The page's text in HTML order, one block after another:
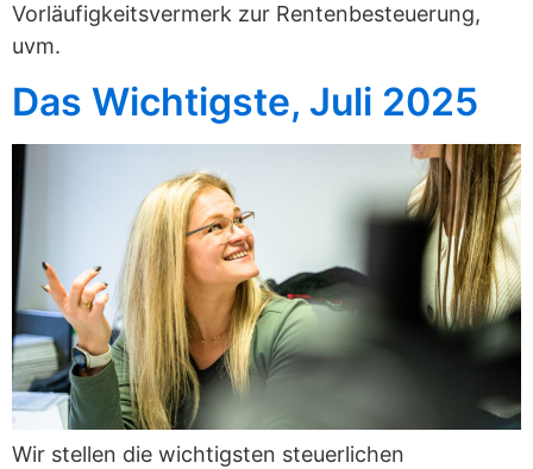
Vorläufigkeitsvermerk zur Rentenbesteuerung,
uvm.
Das Wichtigste, Juli 2025
Wir stellen die wichtigsten steuerlichen